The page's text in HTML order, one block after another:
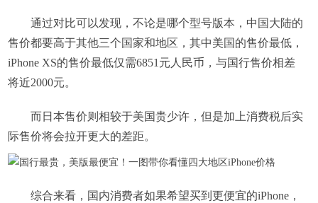
通过对比可以发现，不论是哪个型号版本，中国大陆的
售价都要高于其他三个国家和地区，其中美国的售价最低，
iPhone XS的售价最低仅需6851元人民币，与国行售价相差
将近2000元。
而日本售价则相较于美国贵少许，但是加上消费税后实
际售价将会拉开更大的差距。
综合来看，国内消费者如果希望买到更便宜的iPhone，